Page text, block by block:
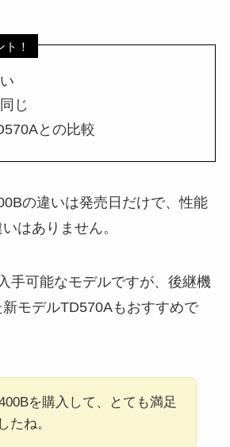
！
じ
との比較
の違いは発売日だけで、性能
はありません。
手可能なモデルですが、後継機
モデルTD570Aもおすすめで
を購入して、とても満足
たね。